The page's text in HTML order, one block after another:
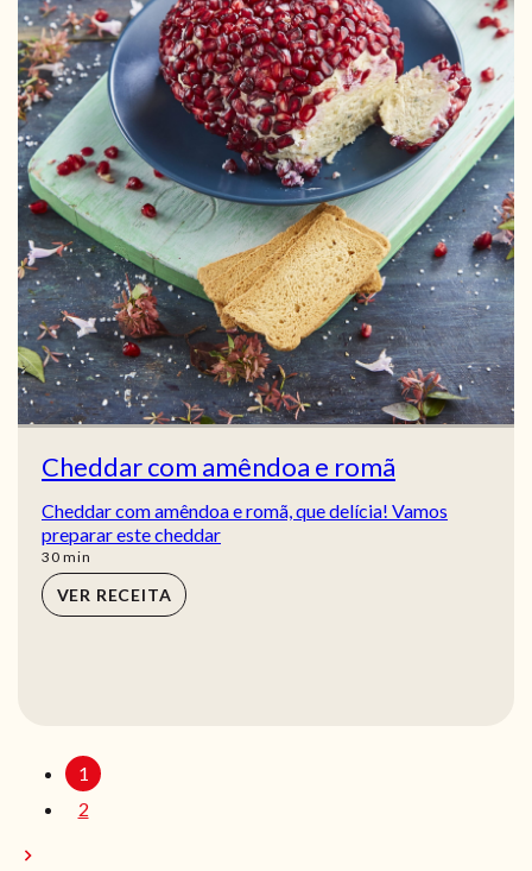
Cheddar com amêndoa e romã
Cheddar com amêndoa e romã, que delícia! Vamos
preparar este cheddar
30min
min
VER RECEITA
1
2